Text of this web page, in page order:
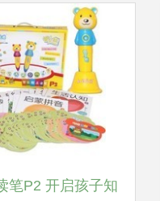
笔P2 开启孩子知